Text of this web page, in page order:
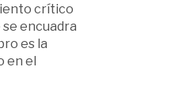
crítico
encuadra
es la
en el